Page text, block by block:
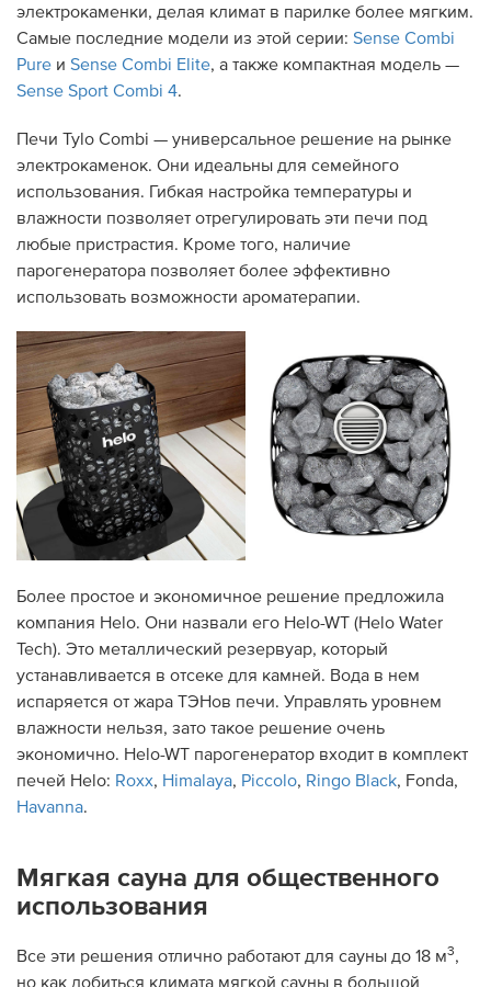
электрокаменки, делая климат в парилке более мягким.
Самые последние модели из этой серии: Sense Combi
Pure и Sense Combi Elite, а также компактная модель —
Sense Sport Combi 4.
Печи Tylo Combi — универсальное решение на рынке
электрокаменок. Они идеальны для семейного
использования. Гибкая настройка температуры и
влажности позволяет отрегулировать эти печи под
любые пристрастия. Кроме того, наличие
парогенератора позволяет более эффективно
использовать возможности ароматерапии.
Более простое и экономичное решение предложила
компания Helo. Они назвали его Helo-WT (Helo Water
Tech). Это металлический резервуар, который
устанавливается в отсеке для камней. Вода в нем
испаряется от жара ТЭНов печи. Управлять уровнем
влажности нельзя, зато такое решение очень
экономично. Helo-WT парогенератор входит в комплект
печей Helo: Roxx, Himalaya, Piccolo, Ringo Black, Fonda,
Havanna.
Мягкая сауна для общественного
использования
Все эти решения отлично работают для сауны до 18 м3,
но как добиться климата мягкой сауны в большой